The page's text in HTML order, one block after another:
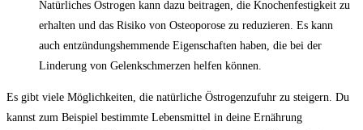
Natürliches Östrogen kann dazu ‍beitragen, ⁤die Knochenfestigkeit zu
erhalten und⁤ das Risiko von Osteoporose zu reduzieren. ⁢Es kann
⁣auch ​entzündungshemmende ​Eigenschaften haben, ⁣die bei der
Linderung von‍ Gelenkschmerzen helfen können.
Es gibt viele Möglichkeiten, die natürliche Östrogenzufuhr​ zu steigern.‍ Du
kannst zum Beispiel bestimmte Lebensmittel in deine Ernährung